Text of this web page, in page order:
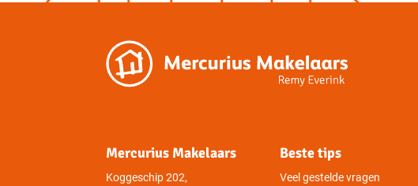
Mercurius Makelaars
Koggeschip 202,
Beste tips
Veel gestelde vragen